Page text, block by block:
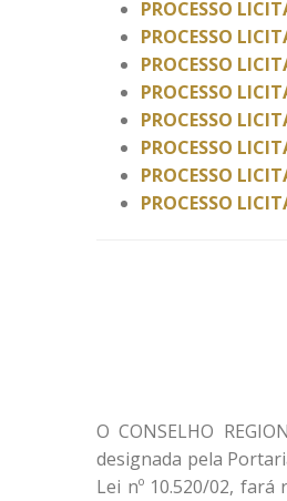
PROCESSO
PROCESSO
PROCESSO
PROCESSO
PROCESSO
PROCESSO
PROCESSO
PROCESSO
O CONSELHO
designada pela
Lei nº 10.520/02, fará